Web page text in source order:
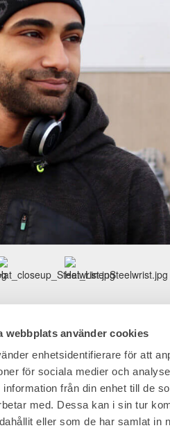
webbplats använder cookies
enhetsidentifierare för att
för sociala medier och
information från din enhet till de
med. Dessa kan i sin tur
eller som de har samlat in
Steelwrist Brand
edition, Men
This
product
has